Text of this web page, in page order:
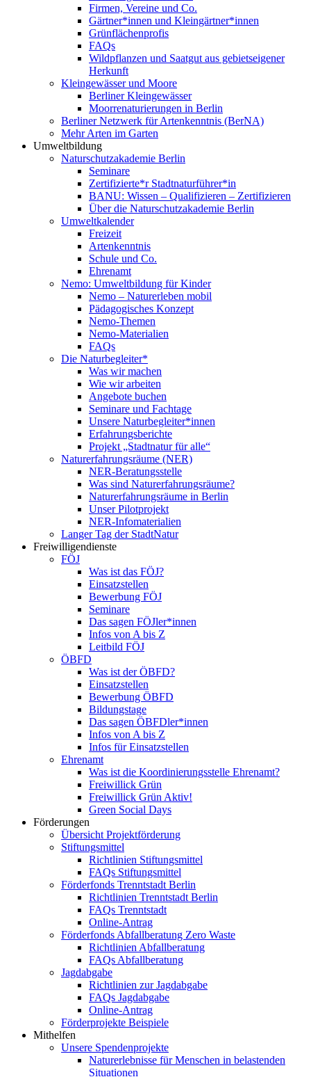
Firmen, Vereine und Co.
Gärtner*innen und Kleingärtner*innen
Grünflächenprofis
FAQs
Wildpflanzen und Saatgut aus gebietseigener
Herkunft
Kleingewässer und Moore
Berliner Kleingewässer
Moorrenaturierungen in Berlin
Berliner Netzwerk für Artenkenntnis (BerNA)
Mehr Arten im Garten
Umweltbildung
Naturschutzakademie Berlin
Seminare
Zertifizierte*r Stadtnaturführer*in
BANU: Wissen – Qualifizieren – Zertifizieren
Über die Naturschutzakademie Berlin
Umweltkalender
Freizeit
Artenkenntnis
Schule und Co.
Ehrenamt
Nemo: Umweltbildung für Kinder
Nemo – Naturerleben mobil
Pädagogisches Konzept
Nemo-Themen
Nemo-Materialien
FAQs
Die Naturbegleiter*
Was wir machen
Wie wir arbeiten
Angebote buchen
Seminare und Fachtage
Unsere Naturbegleiter*innen
Erfahrungsberichte
Projekt „Stadtnatur für alle“
Naturerfahrungsräume (NER)
NER-Beratungsstelle
Was sind Naturerfahrungsräume?
Naturerfahrungsräume in Berlin
Unser Pilotprojekt
NER-Infomaterialien
Langer Tag der StadtNatur
Freiwilligendienste
FÖJ
Was ist das FÖJ?
Einsatzstellen
Bewerbung FÖJ
Seminare
Das sagen FÖJler*innen
Infos von A bis Z
Leitbild FÖJ
ÖBFD
Was ist der ÖBFD?
Einsatzstellen
Bewerbung ÖBFD
Bildungstage
Das sagen ÖBFDler*innen
Infos von A bis Z
Infos für Einsatzstellen
Ehrenamt
Was ist die Koordinierungsstelle Ehrenamt?
Freiwillick Grün
Freiwillick Grün Aktiv!
Green Social Days
Förderungen
Übersicht Projektförderung
Stiftungsmittel
Richtlinien Stiftungsmittel
FAQs Stiftungsmittel
Förderfonds Trenntstadt Berlin
Richtlinien Trenntstadt Berlin
FAQs Trenntstadt
Online-Antrag
Förderfonds Abfallberatung Zero Waste
Richtlinien Abfallberatung
FAQs Abfallberatung
Jagdabgabe
Richtlinien zur Jagdabgabe
FAQs Jagdabgabe
Online-Antrag
Förderprojekte Beispiele
Mithelfen
Unsere Spendenprojekte
Naturerlebnisse für Menschen in belastenden
Situationen